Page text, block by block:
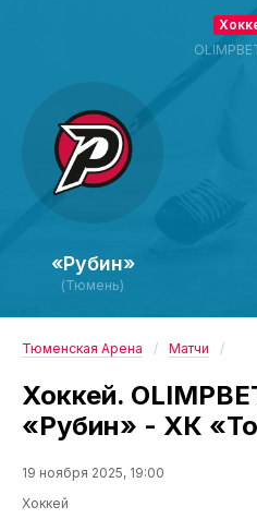
«Рубин»
(Тюмень)
Тюменская Арена Матчи
Хоккей.
«Рубин» - ХК
19 ноября 2025, 19:00
Хоккей